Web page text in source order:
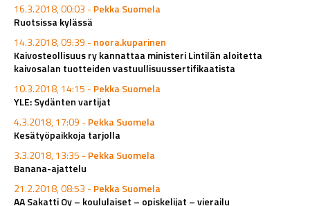
16.3.2018, 00:03 -Pekka Suomela
Ruotsissa kylässä
14.3.2018, 09:39 -noora.kuparinen
Kaivosteollisuus ry kannattaa ministeri Lintilän aloitetta
kaivosalan tuotteiden vastuullisuussertifikaatista
10.3.2018, 14:15 -Pekka Suomela
YLE: Sydänten vartijat
4.3.2018, 17:09 -Pekka Suomela
Kesätyöpaikkoja tarjolla
3.3.2018, 13:35 -Pekka Suomela
Banana-ajattelu
21.2.2018, 08:53 -Pekka Suomela
AA Sakatti Oy – koululaiset – opiskelijat – vierailu